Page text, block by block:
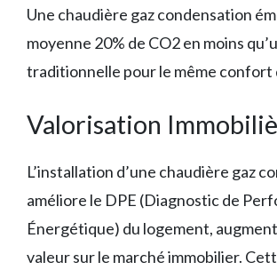
Une chaudière gaz condensation
moyenne 20% de CO2 en moins
traditionnelle pour le même confort
Valorisation
L’installation d’une chaudière gaz
améliore le DPE (Diagnostic de
Énergétique) du logement,
valeur sur le marché immobilier.